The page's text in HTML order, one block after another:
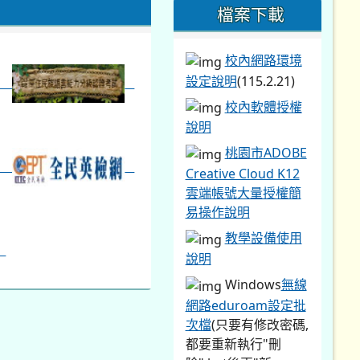
檔案下載
校內網路環境
設定說明(115.2.21)
校內軟體授權
說明
桃園市ADOBE
Creative Cloud K12
雲端帳號大量授權簡
易操作說明
教學設備使用
說明
Windows無線
網路eduroam設定批
次檔(只要有修改密碼,
都要重新執行"刪